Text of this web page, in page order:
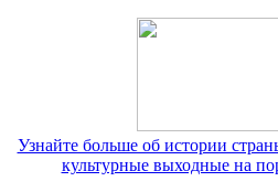
Узнайте больше об истории
культурные выходные на